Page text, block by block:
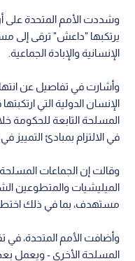
وشددت الأمم المتحدة على أن
يرتكبها "داعش" ترقى إلى
الإنسانية والإبادة الجماعية.
وأشارت في تفاصيل عن
الإنسان الدولية التي
المسلحة التابعة للحكومة
في الالتزام بمبادئ التمييز
وقالت إن الجماعات
الميليشيات والمتطوعين
مستهدف، بما في ذلك
وأضافت الأمم المتحدة، في
المسلحة الأخرى - ويعمل